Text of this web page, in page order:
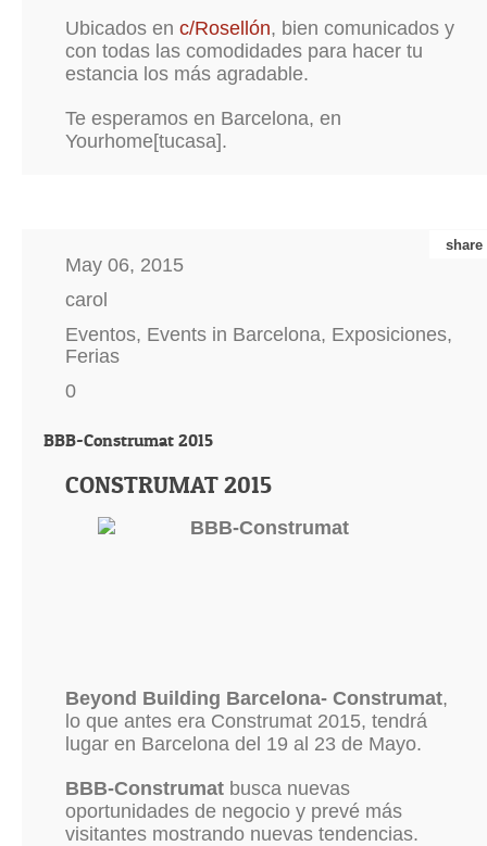
Ubicados en c/Rosellón, bien comunicados y
con todas las comodidades para hacer tu
estancia los más agradable.
Te esperamos en Barcelona, en
Yourhome[tucasa].
share
May 06, 2015
carol
Eventos, Events in Barcelona, Exposiciones,
Ferias
0
BBB-Construmat 2015
CONSTRUMAT 2015
Beyond Building Barcelona- Construmat,
lo que antes era Construmat 2015, tendrá
lugar en Barcelona del 19 al 23 de Mayo.
BBB-Construmat busca nuevas
oportunidades de negocio y prevé más
visitantes mostrando nuevas tendencias.